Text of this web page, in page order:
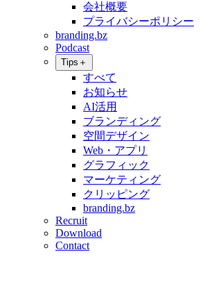
会社概要
プライバシーポリシー
branding.bz
Podcast
Tips ＋
すべて
お知らせ
AI活用
ブランディング
空間デザイン
Web・アプリ
グラフィック
マーケティング
クリッピング
branding.bz
Recruit
Download
Contact